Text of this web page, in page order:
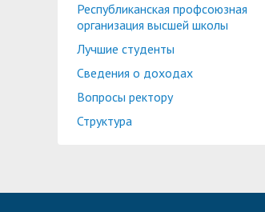
Республиканская профсоюзная
организация высшей школы
Лучшие студенты
Сведения о доходах
Вопросы ректору
Структура